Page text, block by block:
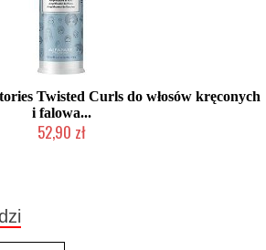
Twisted Curls do włosów kręconych
i falowa...
52,90 zł